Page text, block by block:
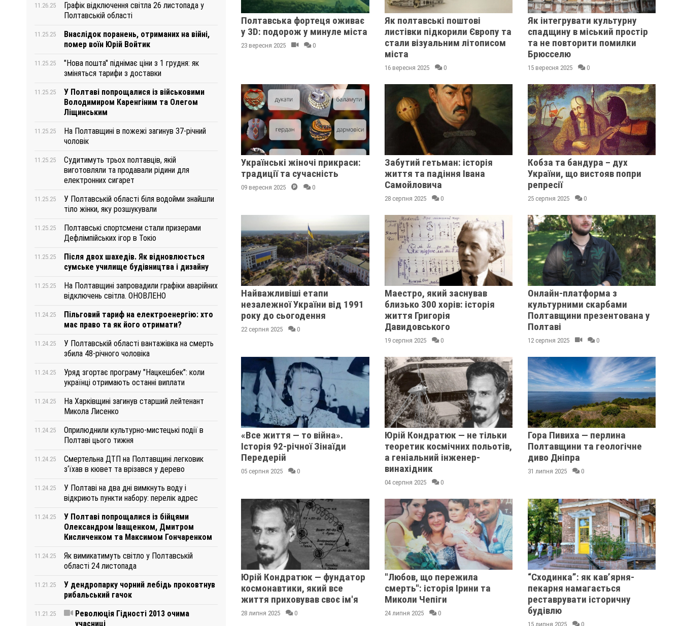
11.26.25
Графік відключення світла 26 листопада у
Полтавській області
11.25.25
Внаслідок поранень, отриманих на війні,
помер воїн Юрій Войтик
11.25.25
"Нова пошта" піднімає ціни з 1 грудня: як
зміняться тарифи з доставки
11.25.25
У Полтаві попрощалися із військовими
Володимиром Каренгіним та Олегом
Ліщинським
11.25.25
На Полтавщині в пожежі загинув 37-річний
чоловік
11.25.25
Судитимуть трьох полтавців, якій
виготовляли та продавали рідини для
електронних сигарет
11.25.25
У Полтавській області біля водойми знайшли
тіло жінки, яку розшукували
11.25.25
Полтавські спортсмени стали призерами
Дефлімпійських ігор в Токіо
11.25.25
Після двох шахедів. Як відновлюється
сумське училище будівництва і дизайну
11.25.25
На Полтавщині запровадили графіки аварійних
відключень світла. ОНОВЛЕНО
11.24.25
Пільговий тариф на електроенергію: хто
має право та як його отримати?
11.24.25
У Полтавській області вантажівка на смерть
збила 48-річного чоловіка
11.24.25
Уряд згортає програму "Нацкешбек": коли
українці отримають останні виплати
11.24.25
На Харківщині загинув старший лейтенант
Микола Лисенко
11.24.25
Оприлюднили культурно-мистецькі події в
Полтаві цього тижня
11.24.25
Смертельна ДТП на Полтавщині легковик
з‘їхав в кювет та врізався у дерево
11.24.25
У Полтаві на два дні вимкнуть воду і
відкриють пункти набору: перелік адрес
11.24.25
У Полтаві попрощалися із бійцями
Олександром Іващенком, Дмитром
Кисличенком та Максимом Гончаренком
11.24.25
Як вимикатимуть світло у Полтавській
області 24 листопада
11.21.25
У дендропарку чорний лебідь проковтнув
рибальський гачок
11.21.25
Революція Гідності 2013 очима
учасниці
Полтавська фортеця оживає
у 3D: подорож у минуле міста
23 вересня 2025 0
Як полтавські поштові
листівки підкорили Європу та
стали візуальним літописом
міста
16 вересня 2025 0
Як інтегрувати культурну
спадщину в міський простір
та не повторити помилки
Брюсселю
15 вересня 2025 0
Українські жіночі прикраси:
традиції та сучасність
09 вересня 2025 0
Забутий гетьман: історія
життя та падіння Івана
Самойловича
28 серпня 2025 0
Кобза та бандура – дух
України, що вистояв попри
репресії
25 серпня 2025 0
Найважливіші етапи
незалежної України від 1991
року до сьогодення
22 серпня 2025 0
Маестро, який заснував
близько 300 хорів: історія
життя Григорія
Давидовського
19 серпня 2025 0
Онлайн-платформа з
культурними скарбами
Полтавщини презентована у
Полтаві
12 серпня 2025 0
«Все життя — то війна».
Історія 92-річної Зінаїди
Передерій
05 серпня 2025 0
Юрій Кондратюк — не тільки
теоретик космічних польотів,
а геніальний інженер-
винахідник
04 серпня 2025 0
Гора Пивиха — перлина
Полтавщини та геологічне
диво Дніпра
31 липня 2025 0
Юрій Кондратюк — фундатор
космонавтики, який все
життя приховував своє ім'я
28 липня 2025 0
"Любов, що пережила
смерть": історія Ірини та
Миколи Чепіги
24 липня 2025 0
“Сходинка”: як кав’ярня-
пекарня намагається
реставрувати історичну
будівлю
15 липня 2025 0